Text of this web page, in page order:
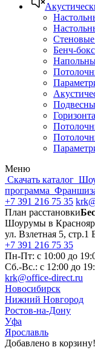
Бенч-
Меню
Скачать каталог
программа
+7 391 216 75 35
План расстановки
Шоурумы в
ул. Взлетная 5,
+7 391 216 75 35
Пн-Пт: с 10:00 до
Сб.-Вс.: с 12:00 до
krk@office-direct.ru
Новосибирск
Нижний Новгород
Ростов-на-Дону
Уфа
Ярославль
Добавлено в корзину!